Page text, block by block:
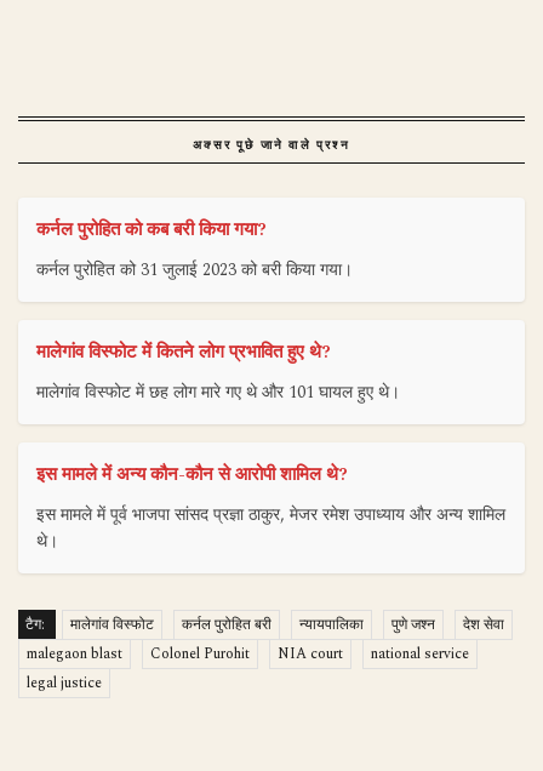
अक्सर पूछे जाने वाले प्रश्न
कर्नल पुरोहित को कब बरी किया गया?
कर्नल पुरोहित को 31 जुलाई 2023 को बरी किया गया।
मालेगांव विस्फोट में कितने लोग प्रभावित हुए थे?
मालेगांव विस्फोट में छह लोग मारे गए थे और 101 घायल हुए थे।
इस मामले में अन्य कौन-कौन से आरोपी शामिल थे?
इस मामले में पूर्व भाजपा सांसद प्रज्ञा ठाकुर, मेजर रमेश उपाध्याय और अन्य शामिल
थे।
टैग: मालेगांव विस्फोट कर्नल पुरोहित बरी न्यायपालिका पुणे जश्न
देश सेवा
malegaon blast
Colonel Purohit NIA court
national service
legal justice